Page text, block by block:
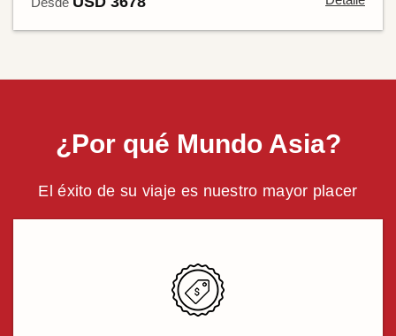
¿Por qué Mundo Asia?
El éxito de su viaje es nuestro mayor placer